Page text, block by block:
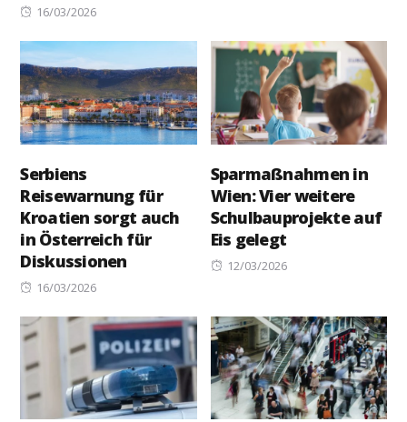
Posted
16/03/2026
Serbiens
Reisewarnung für
Kroatien sorgt auch
in Österreich für
Diskussionen
Posted
16/03/2026
Sparmaßnahmen in
Wien: Vier weitere
Schulbauprojekte auf
Eis gelegt
Posted
12/03/2026